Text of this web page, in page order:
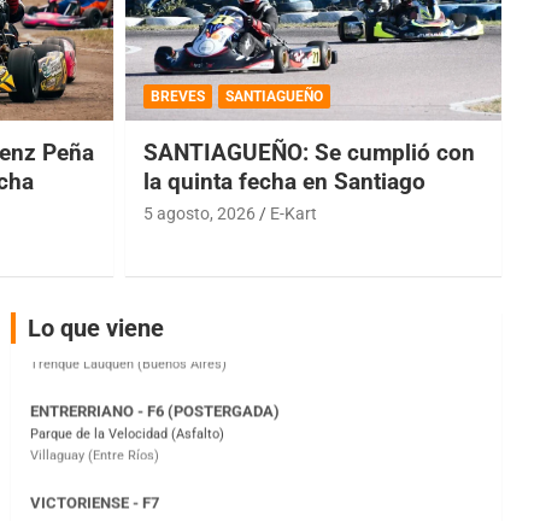
Peña
BREVES SANTIAGUEÑO
SANTIAGUEÑO: Se cumplió con
la quinta fecha en Santiago
5 agosto, 2026 E-Kart
Lo que viene
COBERTURA ESPECIAL DE E-KART.COM.AR
08/09-AGO
IAME SERIES ARGENTINA 6
Ramiro Tot (Asfalto)
Parque de la Velocidad (Asfalto)
El Cerro (Tierra)
Victoria (Entre Ríos)
Moto Club Reginense (Tierra)